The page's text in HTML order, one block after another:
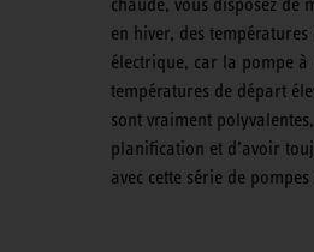
chaude, vous disposez de
en hiver, des
électrique, car la pompe à
températures de départ
sont vraiment
planification et d’avoir
avec cette série de